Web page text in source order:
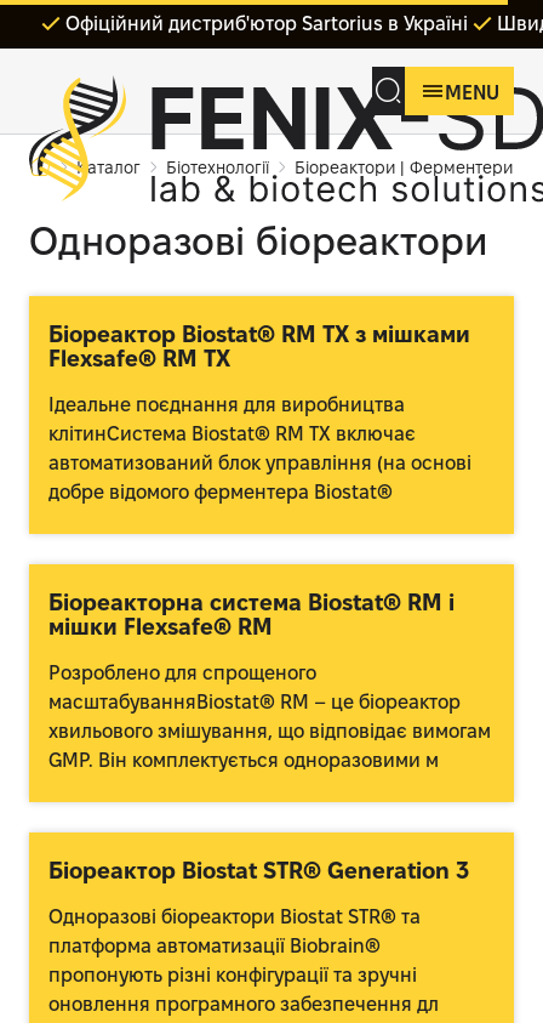
Офіційний дистриб'ютор Sartorius в Україні
MENU
Каталог Біотехнології Біореактори | Ферментери
Одноразові біореактори
Біореактор Biostat® RM TX з мішками
Flexsafe® RM TX
Ідеальне поєднання для виробництва
клітинСистема Biostat® RM TX включає
автоматизований блок управління (на основі
добре відомого ферментера Biostat®
Біореакторна система Biostat® RM і
мішки Flexsafe® RM
Розроблено для спрощеного
масштабуванняBiostat® RM – це біореактор
хвильового змішування, що відповідає вимогам
GMP. Він комплектується одноразовими м
Біореактор Biostat STR® Generation 3
Одноразові біореактори Biostat STR® та
платформа автоматизації Biobrain®
пропонують різні конфігурації та зручні
оновлення програмного забезпечення дл